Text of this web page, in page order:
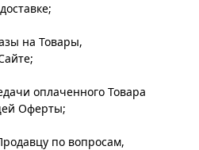
на Товары,
оплаченного Товара
Оферты;
по вопросам,